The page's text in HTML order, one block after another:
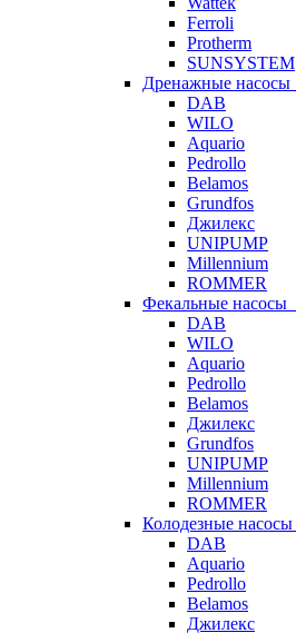
Ferroli
Protherm
SUNSYSTEM
Дренажные насосы
DAB
WILO
Aquario
Pedrollo
Belamos
Grundfos
Джилекс
UNIPUMP
Millennium
ROMMER
Фекальные насосы
DAB
WILO
Aquario
Pedrollo
Belamos
Джилекс
Grundfos
UNIPUMP
Millennium
ROMMER
Колодезные насосы
DAB
Aquario
Pedrollo
Belamos
Джилекс